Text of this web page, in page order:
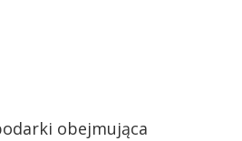
obejmująca